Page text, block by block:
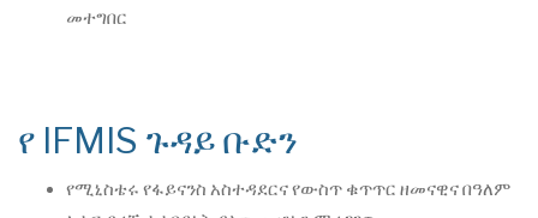
መተግበር
የ IFMIS ጉዳይ ቡድን
የሚኒስቴሩ የፋይናንስ አስተዳደርና የውስጥ ቁጥጥር ዘመናዊና በዓለም